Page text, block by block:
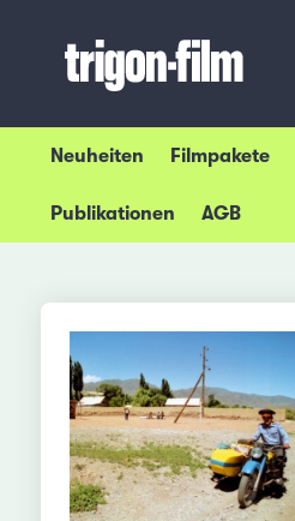
Neuheiten Filmpakete
Publikationen AGB